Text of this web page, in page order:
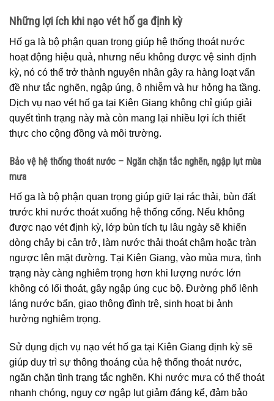
Những lợi ích khi nạo vét hố ga định kỳ
Hố ga là bộ phận quan trọng giúp hệ thống thoát nước
hoạt động hiệu quả, nhưng nếu không được vệ sinh định
kỳ, nó có thể trở thành nguyên nhân gây ra hàng loạt vấn
đề như tắc nghẽn, ngập úng, ô nhiễm và hư hỏng hạ tầng.
Dịch vụ nạo vét hố ga tại Kiên Giang không chỉ giúp giải
quyết tình trạng này mà còn mang lại nhiều lợi ích thiết
thực cho cộng đồng và môi trường.
Bảo vệ hệ thống thoát nước – Ngăn chặn tắc nghẽn, ngập lụt mùa
mưa
Hố ga là bộ phận quan trọng giúp giữ lại rác thải, bùn đất
trước khi nước thoát xuống hệ thống cống. Nếu không
được nạo vét định kỳ, lớp bùn tích tụ lâu ngày sẽ khiến
dòng chảy bị cản trở, làm nước thải thoát chậm hoặc tràn
ngược lên mặt đường. Tại Kiên Giang, vào mùa mưa, tình
trạng này càng nghiêm trọng hơn khi lượng nước lớn
không có lối thoát, gây ngập úng cục bộ. Đường phố lênh
láng nước bẩn, giao thông đình trệ, sinh hoạt bị ảnh
hưởng nghiêm trọng.
Sử dụng dịch vụ nạo vét hố ga tại Kiên Giang định kỳ sẽ
giúp duy trì sự thông thoáng của hệ thống thoát nước,
ngăn chặn tình trạng tắc nghẽn. Khi nước mưa có thể thoát
nhanh chóng, nguy cơ ngập lụt giảm đáng kể, đảm bảo